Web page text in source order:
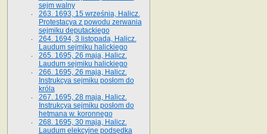
sejm walny
263. 1693, 15 września, Halicz.
Protestacya z powodu zerwania
sejmiku deputackiego
264. 1694, 3 listopada, Halicz.
Laudum sejmiku halickiego
265. 1695, 26 maja, Halicz.
Laudum sejmiku halickiego
266. 1695, 26 maja, Halicz.
Instrukcya sejmiku posłom do
króla
267. 1695, 28 maja, Halicz.
Instrukcya sejmiku posłom do
hetmana w. koronnego
268. 1695, 30 maja, Halicz.
Laudum elekcyjne podsędka